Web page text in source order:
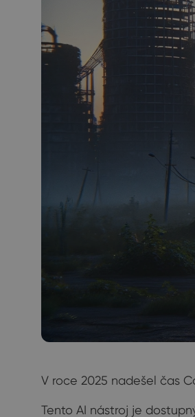
V roce 2025 nadešel čas
Tento AI nástroj je